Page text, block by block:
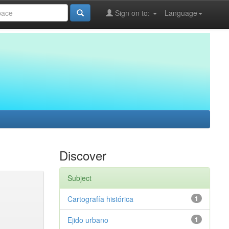
Language
Sign on to:
Discover
Subject
1
Cartografía histórica
1
Ejido urbano